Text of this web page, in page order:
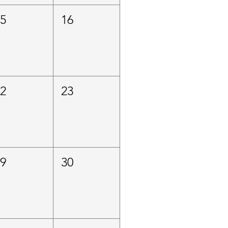
16
23
30